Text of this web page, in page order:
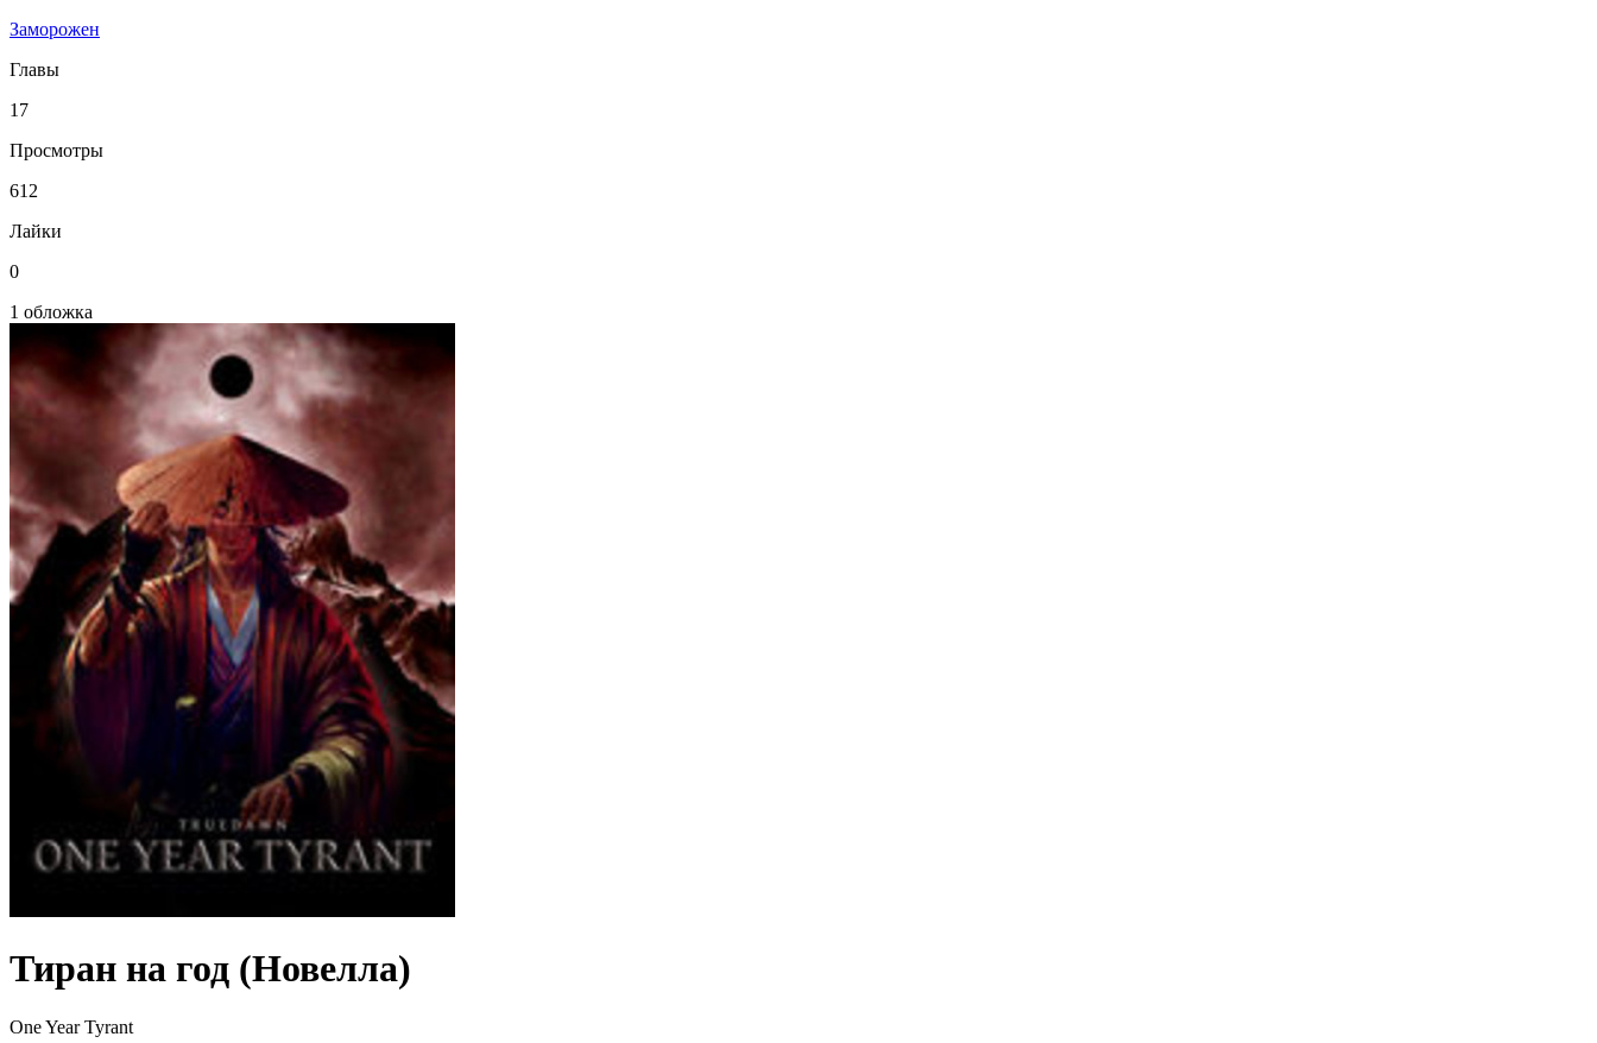
Заморожен
Главы
17
Просмотры
612
Лайки
0
1 обложка
Тиран на год (Новелла)
One Year Tyrant